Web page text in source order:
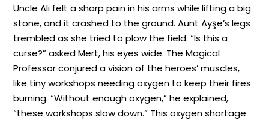
Uncle Ali felt a sharp pain in his arms while lifting a big
stone, and it crashed to the ground. Aunt Ayşe’s legs
trembled as she tried to plow the field. “Is this a
curse?” asked Mert, his eyes wide. The Magical
Professor conjured a vision of the heroes’ muscles,
like tiny workshops needing oxygen to keep their fires
burning. “Without enough oxygen,” he explained,
“these workshops slow down.” This oxygen shortage